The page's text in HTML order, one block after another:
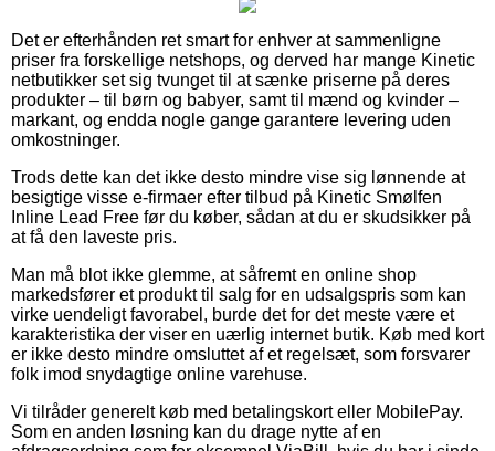
Det er efterhånden ret smart for enhver at sammenligne
priser fra forskellige netshops, og derved har mange Kinetic
netbutikker set sig tvunget til at sænke priserne på deres
produkter – til børn og babyer, samt til mænd og kvinder –
markant, og endda nogle gange garantere levering uden
omkostninger.
Trods dette kan det ikke desto mindre vise sig lønnende at
besigtige visse e-firmaer efter tilbud på Kinetic Smølfen
Inline Lead Free før du køber, sådan at du er skudsikker på
at få den laveste pris.
Man må blot ikke glemme, at såfremt en online shop
markedsfører et produkt til salg for en udsalgspris som kan
virke uendeligt favorabel, burde det for det meste være et
karakteristika der viser en uærlig internet butik. Køb med kort
er ikke desto mindre omsluttet af et regelsæt, som forsvarer
folk imod snydagtige online varehuse.
Vi tilråder generelt køb med betalingskort eller MobilePay.
Som en anden løsning kan du drage nytte af en